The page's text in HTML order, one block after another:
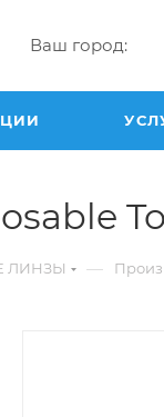
Ваш город:
ЛИНЗЫ —